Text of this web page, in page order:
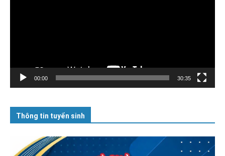
00:00 30:35
Thông tin tuyển sinh